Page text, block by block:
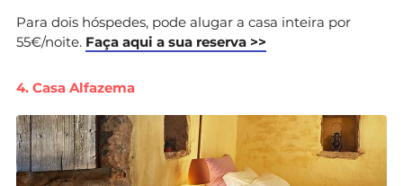
Para dois hóspedes, pode alugar a casa inteira por
55€/noite. Faça aqui a sua reserva >>
4. Casa Alfazema